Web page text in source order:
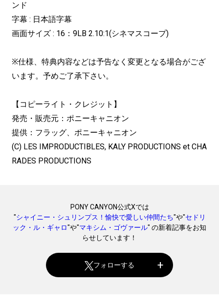
ンド
字幕 : 日本語字幕
画面サイズ : 16：9LB 2.10:1(シネマスコープ)
※仕様、特典内容などは予告なく変更となる場合がござ
います。予めご了承下さい。
【コピーライト・クレジット】
発売・販売元：ポニーキャニオン
提供：フラッグ、ポニーキャニオン
(C) LES IMPRODUCTIBLES, KALY PRODUCTIONS et CHA
RADES PRODUCTIONS
PONY CANYON公式Xでは
"シャイニー・シュリンプス！愉快で愛しい仲間たち"や"セドリ
ック・ル・ギャロ"や"マキシム・ゴヴァール" の新着記事をお知
らせしています！
フォローする